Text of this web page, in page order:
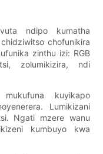
ndipo kumatha
chofunikira
zinthu izi: RGB
zolumikizira, ndi
kuyikapo
Lumikizani
Ngati mzere wanu
kumbuyo kwa